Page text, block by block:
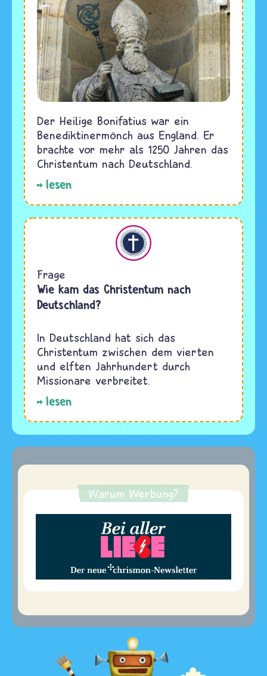
Der Heilige Bonifatius war ein
Benediktinermönch aus England. Er
brachte vor mehr als 1250 Jahren das
Christentum nach Deutschland.
lesen
Christentum
Frage
Wie kam das Christentum nach
Deutschland?
In Deutschland hat sich das
Christentum zwischen dem vierten
und elften Jahrhundert durch
Missionare verbreitet.
lesen
Warum Werbung?